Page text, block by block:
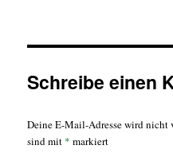
Schreibe einen
Deine E-Mail-Adresse wird nicht
sind mit * markiert